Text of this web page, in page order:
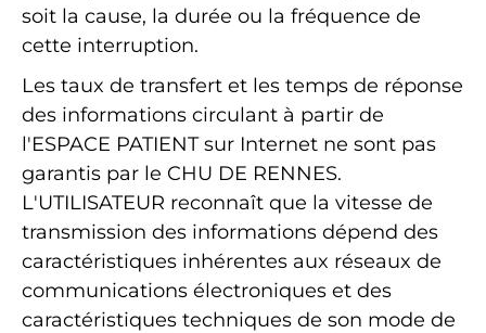
soit la cause, la durée ou la fréquence de
cette interruption.
Les taux de transfert et les temps de réponse
des informations circulant à partir de
l'ESPACE PATIENT sur Internet ne sont pas
garantis par le CHU DE RENNES.
L'UTILISATEUR reconnaît que la vitesse de
transmission des informations dépend des
caractéristiques inhérentes aux réseaux de
communications électroniques et des
caractéristiques techniques de son mode de